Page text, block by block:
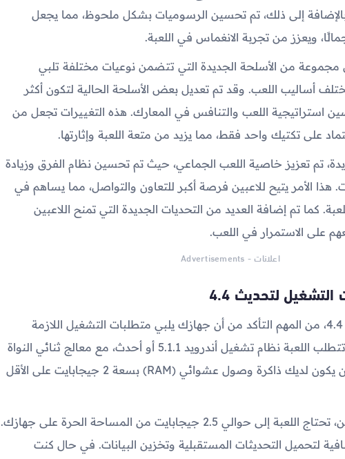
إلى ذلك، تم تحسين الرسوميات بشكل ملحوظ، مما يجعل
ويعزز من تجربة الانغماس في اللعبة.
مجموعة من الأسلحة الجديدة التي تتضمن نوعيات مختلفة تلبي
أساليب اللعب. وقد تم تعديل بعض الأسلحة الحالية لتكون أكثر
استراتيجية اللعب والتنافس في المعارك. هذه التغييرات تجعل من
على تكتيك واحد فقط، مما يزيد من متعة اللعبة وإثارتها.
تم تعزيز خاصية اللعب الجماعي، حيث تم تحسين نظام الفرق وزيادة
هذا الأمر يتيح للاعبين فرصة أكبر للتعاون والتواصل، مما يساهم في
كما تم إضافة العديد من التحديات الجديدة التي تمنح اللاعبين
على الاستمرار في اللعب.
اعلانات - Advertisements
لتحديث 4.4
قبل تثبيت تحديث ببجي 4.4، من المهم التأكد من أن جهازك يلبي متطلبات التشغيل اللازمة
لتشغيل اللعبة بسلاسة. تتطلب اللعبة نظام تشغيل أندرويد 5.1.1 أو أحدث، مع معالج ثنائي النواة
كحد أدنى. أيضًا، يُفضل أن يكون لديك ذاكرة وصول عشوائي (RAM) بسعة 2 جيجابايت على الأقل
بالنسبة لمتطلبات التخزين، تحتاج اللعبة إلى حوالي 2.5 جيجابايت من المساحة الحرة على جهازك.
لتحميل التحديثات المستقبلية وتخزين البيانات. في حال كنت